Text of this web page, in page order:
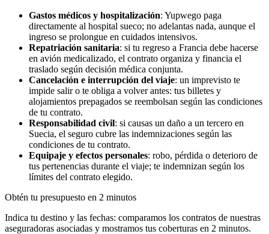
Gastos médicos y hospitalización: Yupwego paga
directamente al hospital sueco; no adelantas nada, aunque el
ingreso se prolongue en cuidados intensivos.
Repatriación sanitaria: si tu regreso a Francia debe hacerse
en avión medicalizado, el contrato organiza y financia el
traslado según decisión médica conjunta.
Cancelación e interrupción del viaje: un imprevisto te
impide salir o te obliga a volver antes: tus billetes y
alojamientos prepagados se reembolsan según las condiciones
de tu contrato.
Responsabilidad civil: si causas un daño a un tercero en
Suecia, el seguro cubre las indemnizaciones según las
condiciones de tu contrato.
Equipaje y efectos personales: robo, pérdida o deterioro de
tus pertenencias durante el viaje; te indemnizan según los
límites del contrato elegido.
Obtén tu presupuesto en 2 minutos
Indica tu destino y las fechas: comparamos los contratos de nuestras
aseguradoras asociadas y mostramos tus coberturas en 2 minutos.